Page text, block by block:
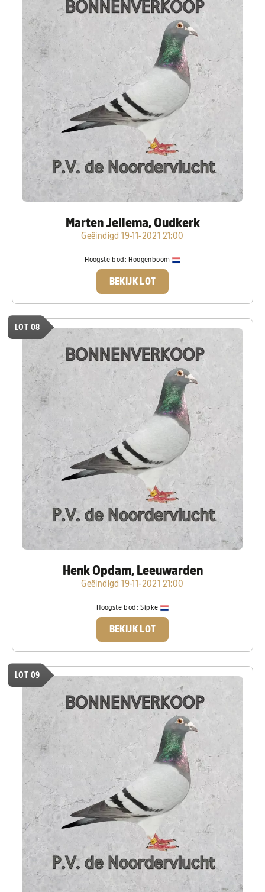
Marten Jellema, Oudkerk
Geëindigd 19-11-2021 21:00
Hoogste bod:Hoogenboom
BEKIJK LOT
LOT 08
Henk Opdam, Leeuwarden
Geëindigd 19-11-2021 21:00
Hoogste bod:Sipke
BEKIJK LOT
LOT 09